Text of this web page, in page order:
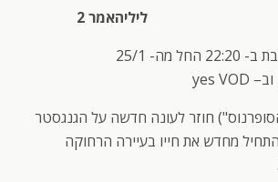
ליליהאמר 2
מה- 25/1
חוזר לעונה חדשה על הגנגסטר
מחדש את חייו בעיירה הרחוקה